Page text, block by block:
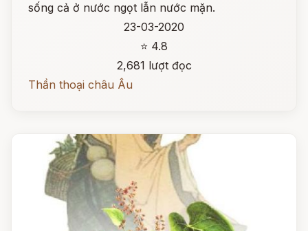
sống cả ở nước ngọt lẫn nước mặn.
23-03-2020
⭐ 4.8
2,681 lượt đọc
Thần thoại châu Âu